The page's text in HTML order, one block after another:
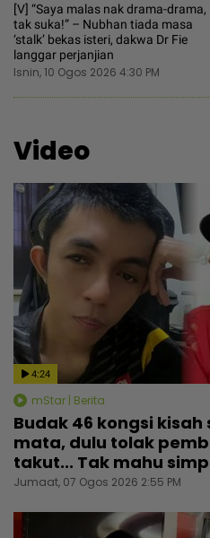
[V] “Saya malas nak drama-drama,
tak suka!” – Nubhan tiada masa
‘stalk’ bekas isteri, dakwa Dr Fie
langgar perjanjian
Isnin, 10 Ogos 2026 4:30 PM
Video
4:24
mStar | Berita
Budak 46 kongsi
mata, dulu tolak
takut... Tak mahu
Jumaat, 07 Ogos 2026 2:55 PM